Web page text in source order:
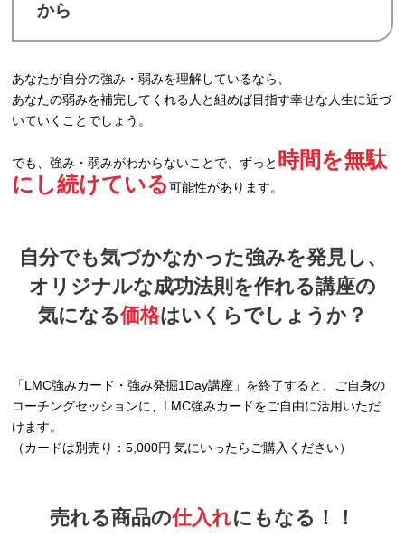
から
あなたが自分の強み・弱みを理解しているなら、
あなたの弱みを補完してくれる人と組めば目指す幸せな人生に近づ
いていくことでしょう。
でも、強み・弱みがわからないことで、ずっと 時間を無駄
にし続けている可能性があります。
自分でも気づかなかった強みを発見し、
オリジナルな成功法則を作れる講座の
気になる価格はいくらでしょうか？
「LMC強みカード・強み発掘1Day講座」を終了すると、ご自身の
コーチングセッションに、LMC強みカードをご自由に活用いただ
けます。
（カードは別売り：5,000円 気にいったらご購入ください）
売れる商品の仕入れにもなる！！